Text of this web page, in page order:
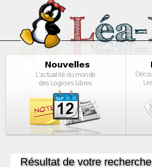
Résultat de votre recherche